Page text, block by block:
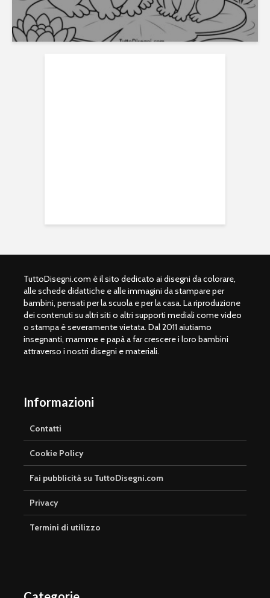
TuttoDisegni.com è il sito dedicato ai disegni da colorare,
alle schede didattiche e alle immagini da stampare per
bambini, pensati per la scuola e per la casa. La riproduzione
dei contenuti su altri siti o altri supporti mediali come video
o stampa è severamente vietata. Dal 2011 aiutiamo
insegnanti, mamme e papà a far crescere i loro bambini
attraverso i nostri disegni e materiali.
Informazioni
Contatti
Cookie Policy
Fai pubblicità su TuttoDisegni.com
Privacy
Termini di utilizzo